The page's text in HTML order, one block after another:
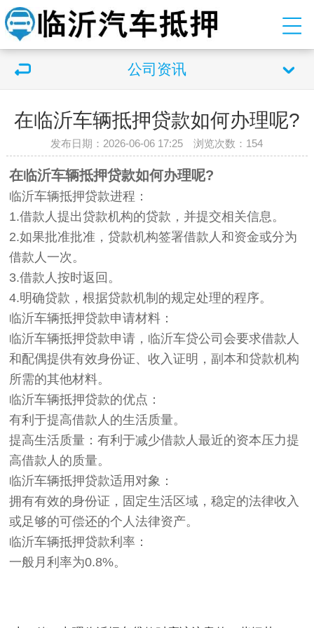
公司资讯
在临沂车辆抵押贷款如何办理呢?
发布日期：2026-06-06 17:25 浏览次数： 154
在临沂车辆抵押贷款如何办理呢?
临沂车辆抵押贷款进程：
1.借款人提出贷款机构的贷款，并提交相关信息。
2.如果批准批准，贷款机构签署借款人和资金或分为
借款人一次。
3.借款人按时返回。
4.明确贷款，根据贷款机制的规定处理的程序。
临沂车辆抵押贷款申请材料：
临沂车辆抵押贷款申请，临沂车贷公司会要求借款人
和配偶提供有效身份证、收入证明，副本和贷款机构
所需的其他材料。
临沂车辆抵押贷款的优点：
有利于提高借款人的生活质量。
提高生活质量：有利于减少借款人最近的资本压力提
高借款人的质量。
临沂车辆抵押贷款适用对象：
拥有有效的身份证，固定生活区域，稳定的法律收入
或足够的可偿还的个人法律资产。
临沂车辆抵押贷款利率：
一般月利率为0.8%。